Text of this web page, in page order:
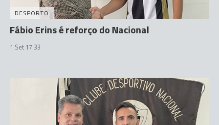
DESPORTO
Fábio Erins é reforço do Nacional
1 Set 17:33